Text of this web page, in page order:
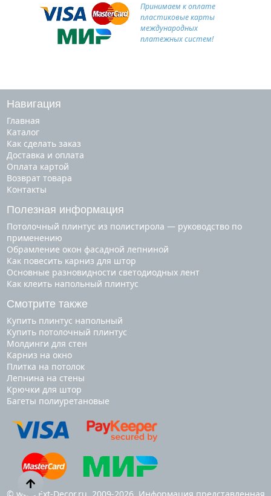
Принимаем к оплате
пластиковые карты
международных
платежных систем!
Навигация
Главная
Каталог
Как сделать заказ
Доставка и оплата
Оплата картой
Возврат товара
Контакты
Полезная информация
Потолочный плинтус из полистирола — руководство по
применению
Обрамление окон фасадной лепниной
Как повесить карниз для штор
Основные разновидности светодиодных лент
Как клеить напольный плинтус
Смотрите также
купить плинтус напольный
купить потолочный плинтус
молдинги для стен
карниз на окно
плитка на потолок
лепнина на стены
крючки для штор
багеты полиуретановые
© www.Ext-Decor.ru, 2009-2026. Информация представленная